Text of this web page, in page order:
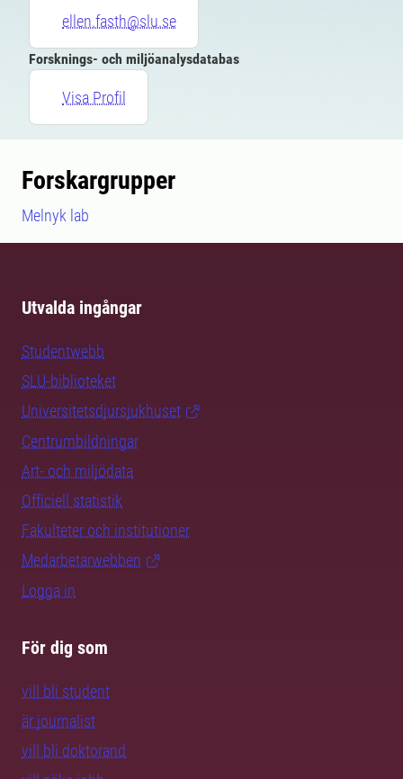
ellen.fasth@slu.se
Forsknings- och miljöanalysdatabas
Visa Profil
Forskargrupper
Melnyk lab
Utvalda ingångar
Studentwebb
SLU-biblioteket
Universitetsdjursjukhuset
Centrumbildningar
Art- och miljödata
Officiell statistik
Fakulteter och institutioner
Medarbetarwebben
Logga in
För dig som
vill bli student
är journalist
vill bli doktorand